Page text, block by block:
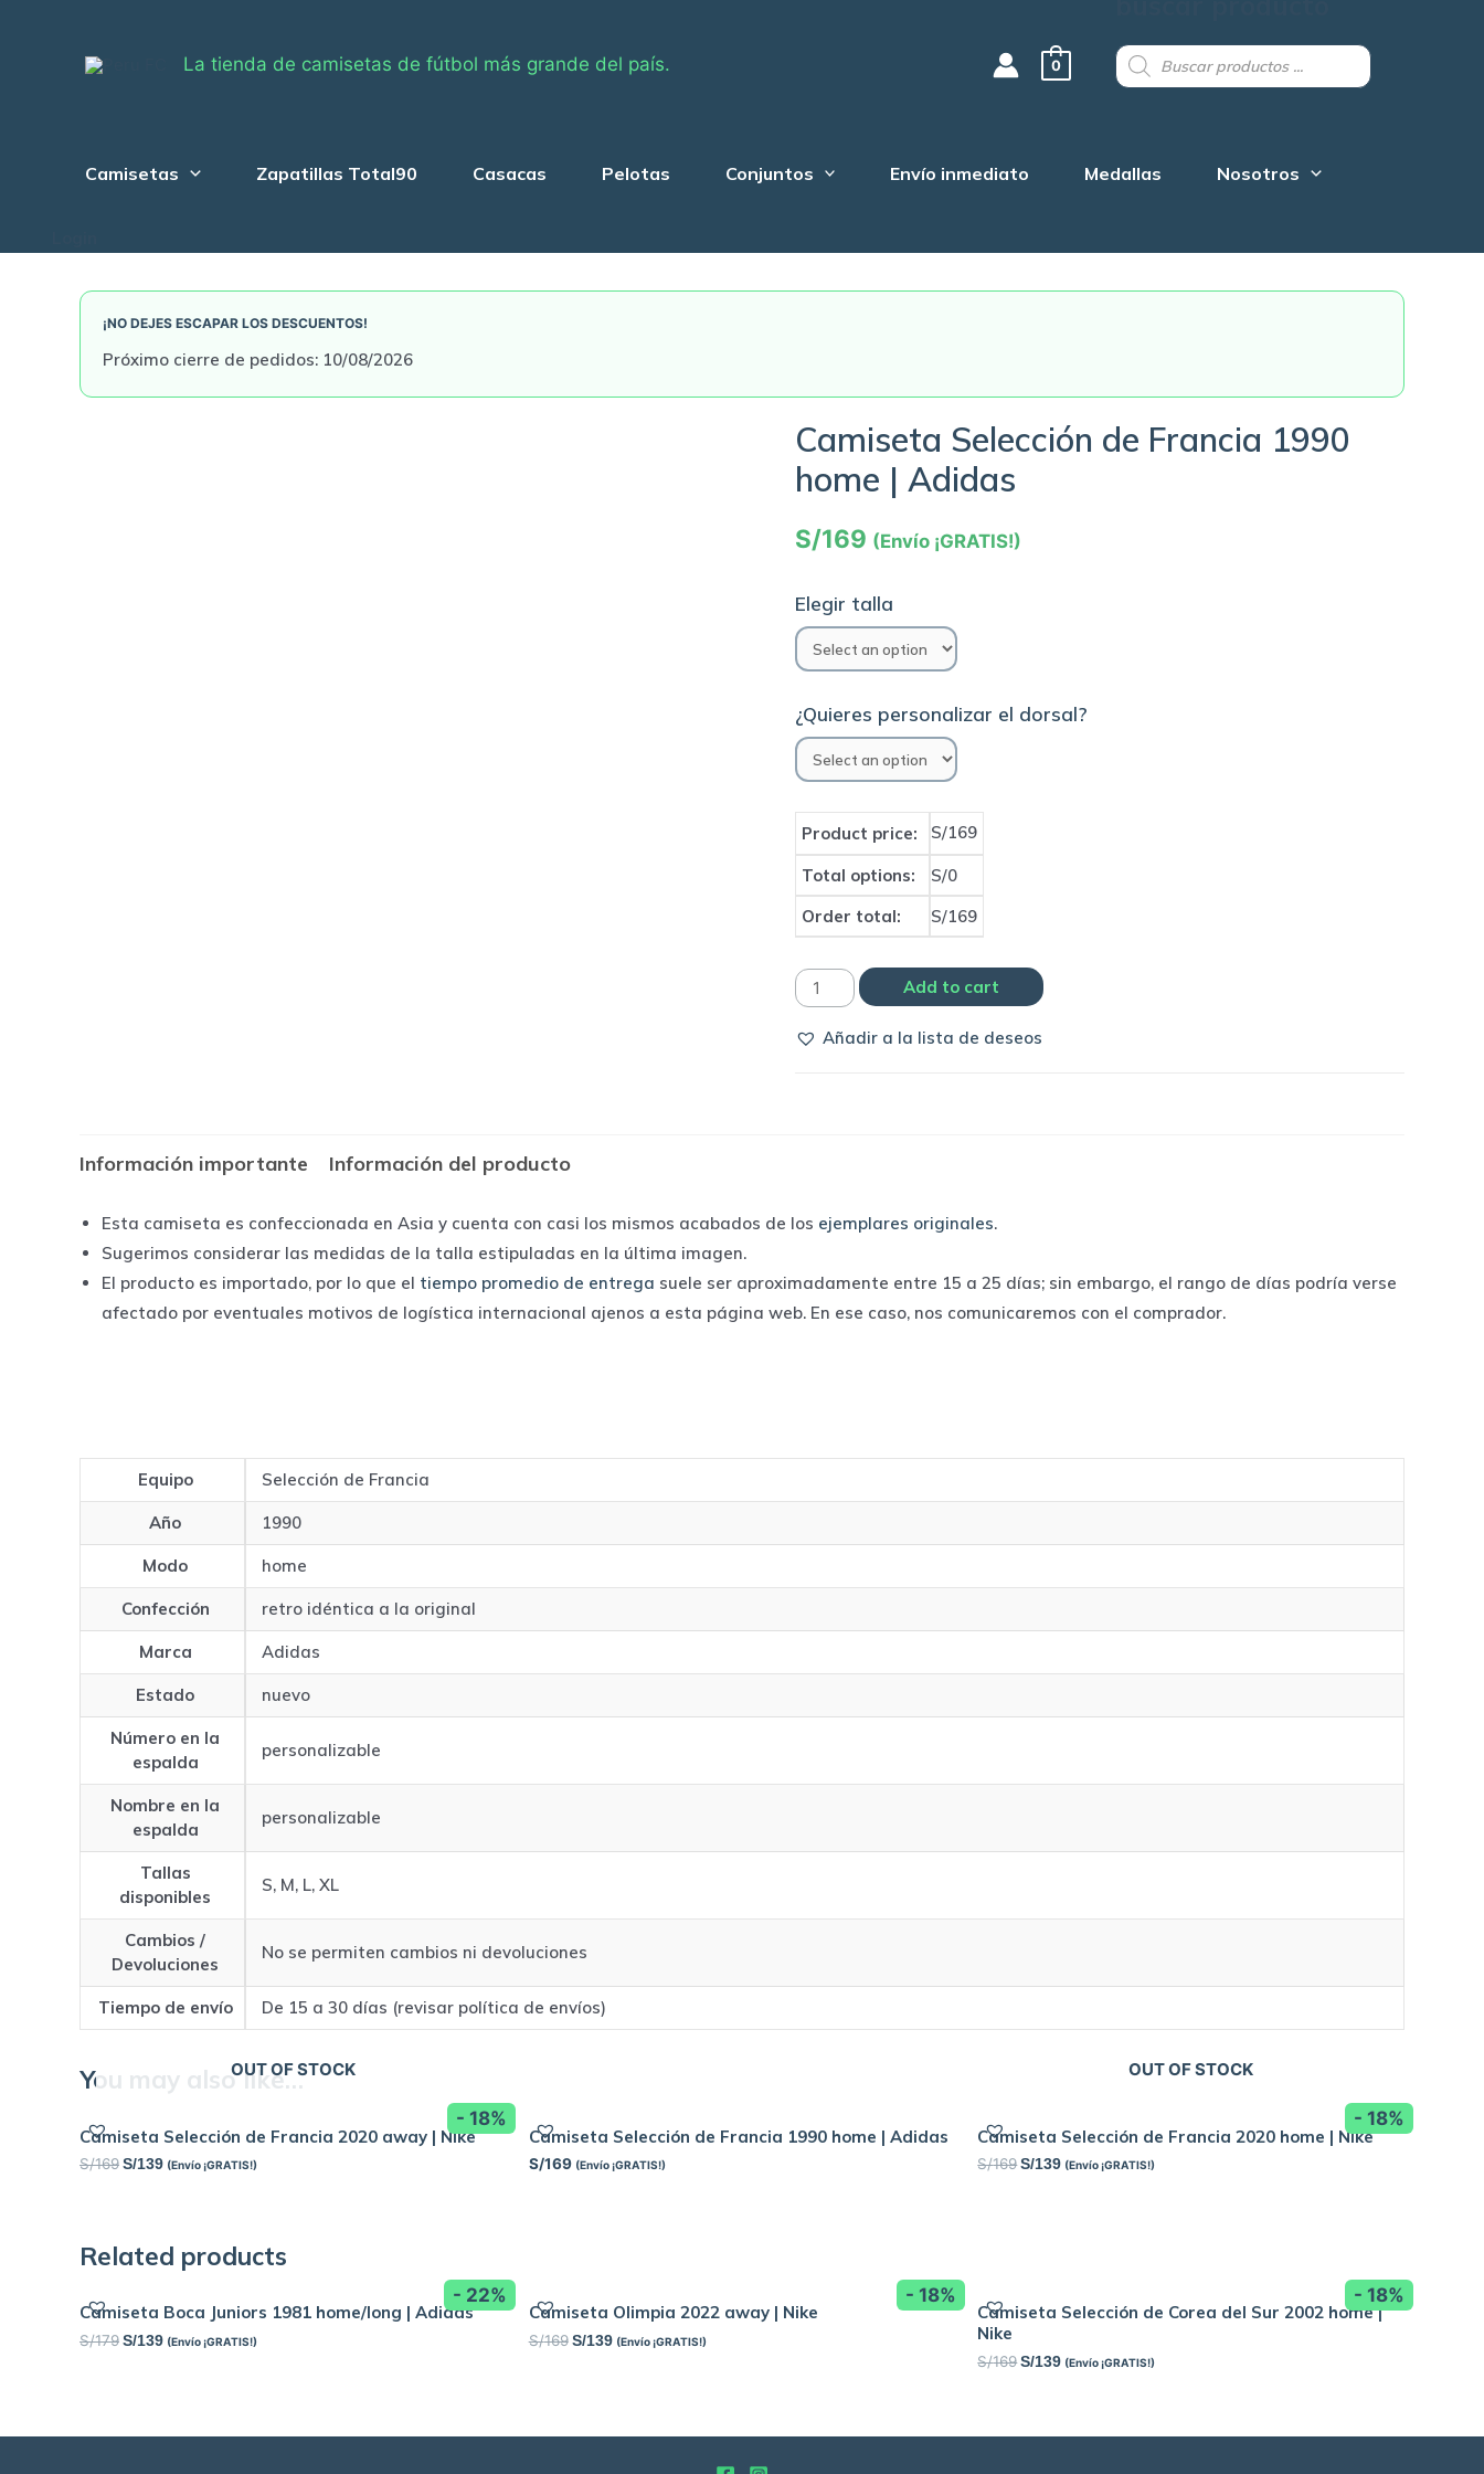
La tienda de camisetas de fútbol más grande del país. 0
Products
search
Camisetas Zapatillas Total90 Casacas Pelotas Conjuntos Envío inmediato Medallas Nosotros
¡NO DEJES ESCAPAR LOS DESCUENTOS!
Próximo cierre de pedidos: 10/08/2026
Camiseta Selección de Francia 1990
home | Adidas
S/169 (Envío ¡GRATIS!)
Elegir talla
¿Quieres personalizar el dorsal?
Product price: S/169
Total options:
S/0
Order total:
S/169
Camiseta
de
quantity
Add to cart
Añadir a la lista de deseos
Información importante Información del producto
Esta camiseta es confeccionada en Asia y cuenta con casi los mismos acabados de los ejemplares originales.
Sugerimos considerar las medidas de la talla estipuladas en la última imagen.
El producto es importado, por lo que el tiempo promedio de entrega suele ser aproximadamente entre 15 a 25 días; sin embargo, el rango de días podría verse
afectado por eventuales motivos de logística internacional ajenos a esta página web. En ese caso, nos comunicaremos con el comprador.
Equipo Selección de Francia
Año 1990
Modo home
Confección retro idéntica a la original
Marca Adidas
Estado nuevo
Número en la
espalda
personalizable
Nombre en la
espalda
personalizable
Tallas
disponibles
S, M, L, XL
Cambios /
Devoluciones
No se permiten cambios ni devoluciones
Tiempo de envío De 15 a 30 días (revisar política de envíos)
You may also like…
- 18%
OUT OF STOCK
Camiseta Selección de Francia 2020 away | Nike
S/169 S/139 (Envío ¡GRATIS!)
Camiseta Selección de Francia 1990 home | Adidas
S/169 (Envío ¡GRATIS!)
- 18%
OUT OF STOCK
Camiseta Selección de Francia 2020 home | Nike
S/169 S/139 (Envío ¡GRATIS!)
Related products
- 22%
Camiseta Boca Juniors 1981 home/long | Adidas
S/179 S/139 (Envío ¡GRATIS!)
- 18%
Camiseta Olimpia 2022 away | Nike
S/169 S/139 (Envío ¡GRATIS!)
- 18%
Camiseta Selección de Corea del Sur 2002 home |
Nike
S/169 S/139 (Envío ¡GRATIS!)